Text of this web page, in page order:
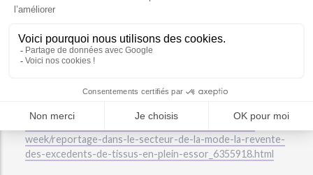
leur réutilisation sans révéler l'identité des
souligne-elle.
Pour en savoir plus :
https://www.francetvinfo.fr/culture/mode/fashion-
week/reportage-dans-le-secteur-de-la-mode-la-revente-
des-excedents-de-tissus-en-plein-essor_6355918.html